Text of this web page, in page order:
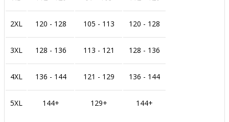
2XL 120 - 128 105 - 113 120 - 128
3XL 128 - 136 113 - 121 128 - 136
4XL 136 - 144 121 - 129 136 - 144
5XL 144+ 129+ 144+